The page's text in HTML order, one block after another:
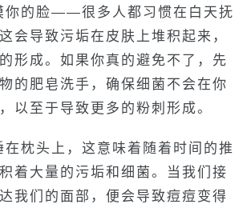
你的脸——很多人都习惯在白天抚
会导致污垢在皮肤上堆积起来，
形成。如果你真的避免不了，先
的肥皂洗手，确保细菌不会在你
以至于导致更多的粉刺形成。
在枕头上，这意味着随着时间的推
着大量的污垢和细菌。当我们接
我们的面部，便会导致痘痘变得